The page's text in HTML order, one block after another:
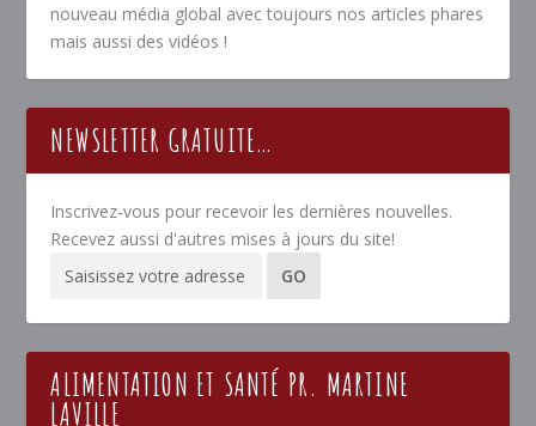
nouveau média global avec toujours nos articles phares
mais aussi des vidéos !
NEWSLETTER GRATUITE…
Inscrivez-vous pour recevoir les dernières nouvelles.
Recevez aussi d'autres mises à jours du site!
ALIMENTATION ET SANTÉ PR. MARTINE
LAVILLE